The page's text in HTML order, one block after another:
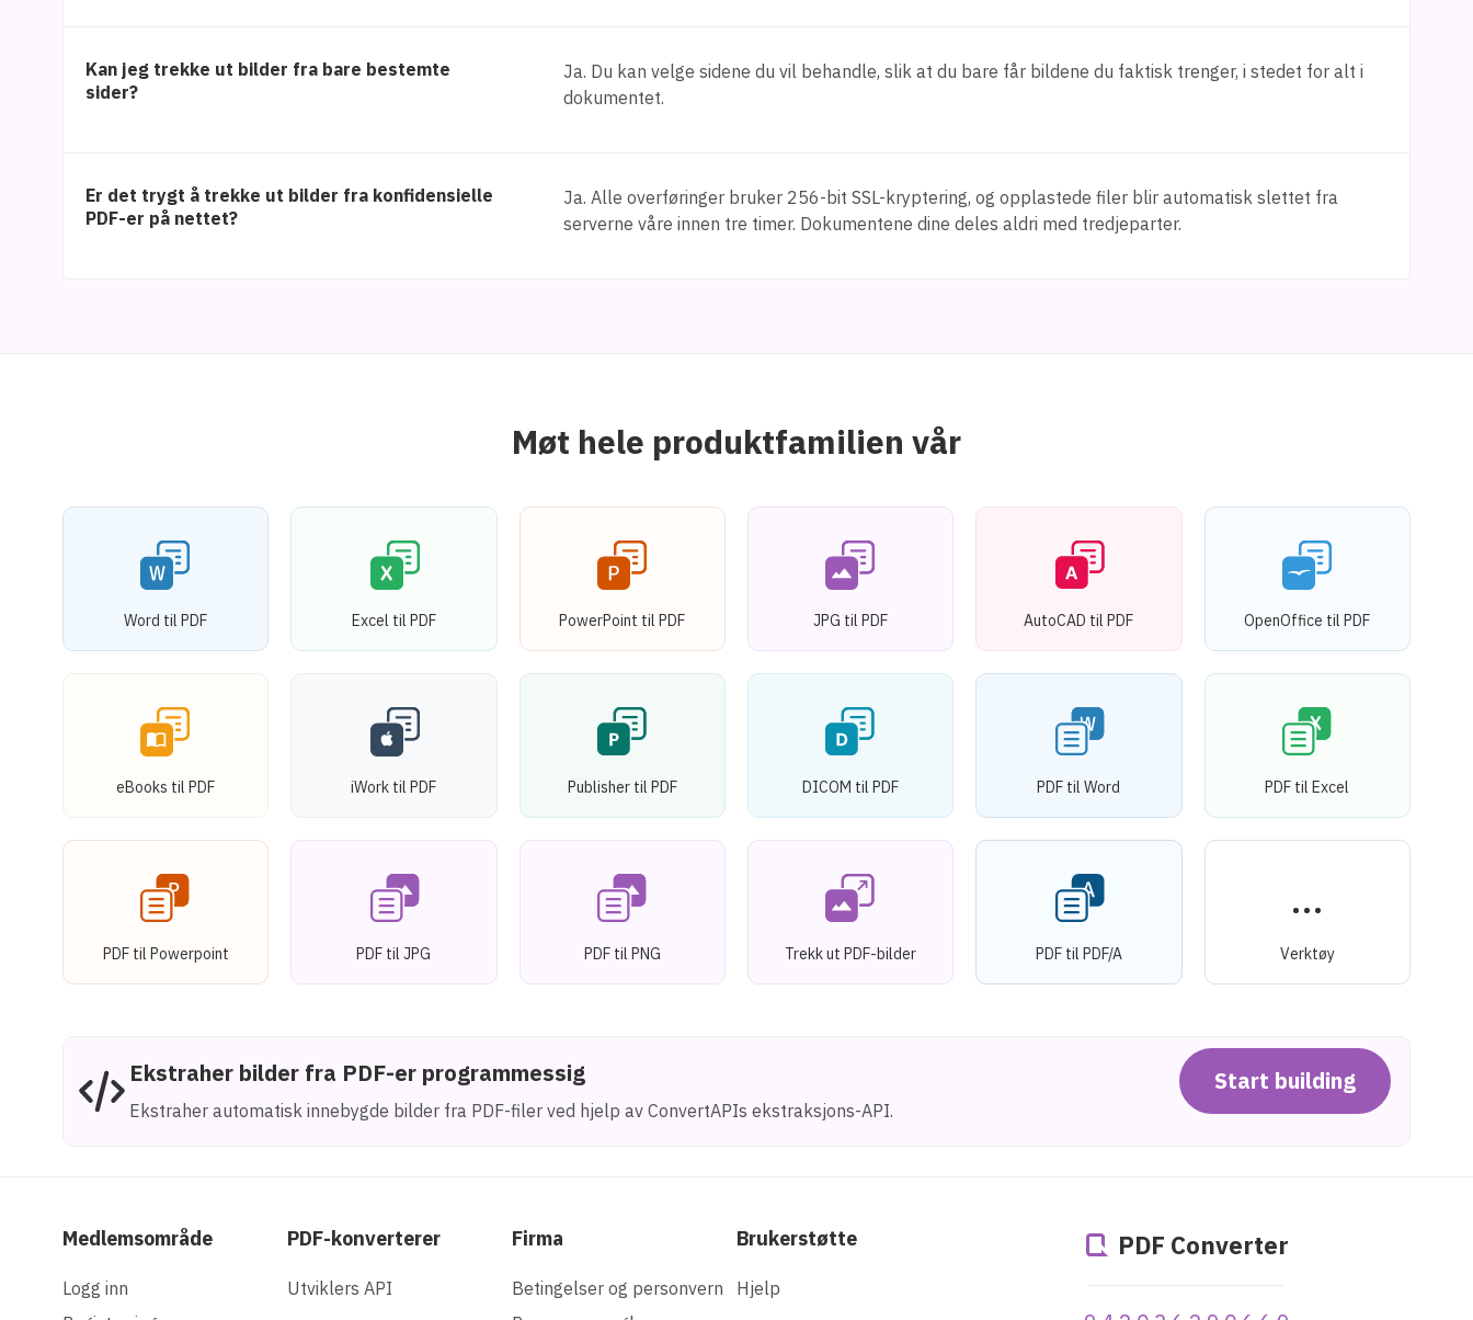
Kan jeg trekke ut bilder fra bare bestemte
sider?
Ja. Du kan velge sidene du vil behandle, slik at du bare får bildene du faktisk trenger, i stedet for alt i
dokumentet.
Er det trygt å trekke ut bilder fra konfidensielle
PDF-er på nettet?
Ja. Alle overføringer bruker 256-bit SSL-kryptering, og opplastede filer blir automatisk slettet fra
serverne våre innen tre timer. Dokumentene dine deles aldri med tredjeparter.
Møt hele produktfamilien vår
Word til PDF Excel til PDF PowerPoint til PDF JPG til PDF AutoCAD til PDF OpenOffice til PDF
eBooks til PDF iWork til PDF Publisher til PDF DICOM til PDF PDF til Word PDF til Excel
PDF til Powerpoint PDF til JPG PDF til PNG Trekk ut PDF-bilder PDF til PDF/A Verktøy
Ekstraher bilder fra PDF-er programmessig
Ekstraher automatisk innebygde bilder fra PDF-filer ved hjelp av ConvertAPIs ekstraksjons-API.
Start building
Medlemsområde
Logg inn
PDF-konverterer
Utviklers API
Firma
Betingelser og personvern
Brukerstøtte
Hjelp
PDF Converter